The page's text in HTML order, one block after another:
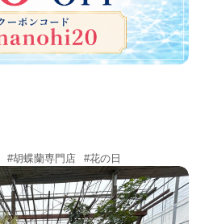
#胡蝶蘭専門店 #花の日